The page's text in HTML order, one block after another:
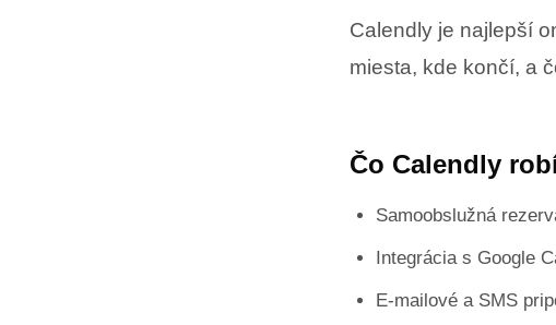
Calendly je najlepší
miesta, kde končí, a
Čo Calendly
Samoobslužná
Integrácia s Google
E-mailové a SMS